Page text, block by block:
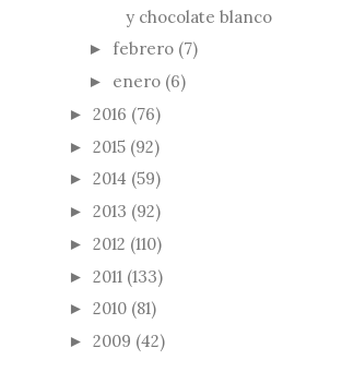
y chocolate blanco
► febrero (7)
► enero (6)
► 2016 (76)
► 2015 (92)
► 2014 (59)
► 2013 (92)
► 2012 (110)
► 2011 (133)
► 2010 (81)
► 2009 (42)